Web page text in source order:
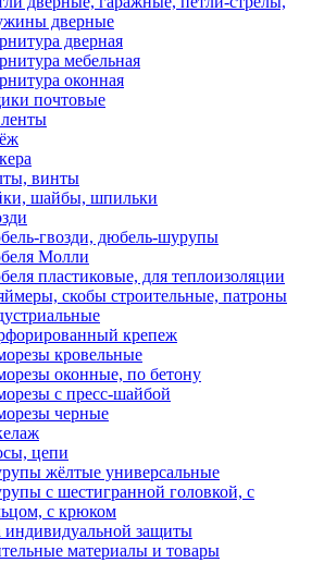
дверные
дверная
мебельная
оконная
почтовые
винты
шайбы, шпильки
гвозди, дюбель-шурупы
Молли
пластиковые, для теплоизоляции
скобы строительные, патроны
крепеж
кровельные
оконные, по бетону
с пресс-шайбой
черные
цепи
жёлтые универсальные
с шестигранной головкой, с
с крюком
индивидуальной защиты
материалы и товары